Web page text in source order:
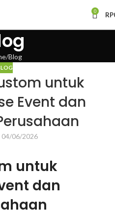
0 RP
Blog
untuk
Event dan
04/06/2026
untuk
dan